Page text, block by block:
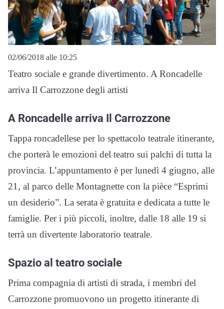
02/06/2018 alle 10:25
Teatro sociale e grande divertimento. A Roncadelle
arriva Il Carrozzone degli artisti
A Roncadelle arriva Il Carrozzone
Tappa roncadellese per lo spettacolo teatrale itinerante,
che porterà le emozioni del teatro sui palchi di tutta la
provincia. L’appuntamento è per lunedì 4 giugno, alle
21, al parco delle Montagnette con la pièce “Esprimi
un desiderio”. La serata è gratuita e dedicata a tutte le
famiglie. Per i più piccoli, inoltre, dalle 18 alle 19 si
terrà un divertente laboratorio teatrale.
Spazio al teatro sociale
Prima compagnia di artisti di strada, i membri del
Carrozzone promuovono un progetto itinerante di